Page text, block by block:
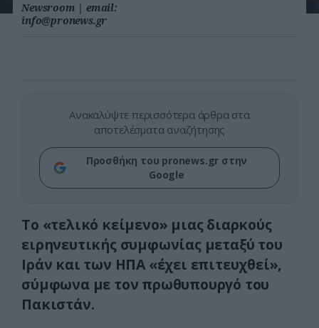
Newsroom | email:
info@pronews.gr
Ανακαλύψτε περισσότερα άρθρα στα
αποτελέσματα αναζήτησης
Προσθήκη του pronews.gr στην
Google
Το «τελικό κείμενο» μιας διαρκούς
ειρηνευτικής συμφωνίας μεταξύ του
Ιράν και των ΗΠΑ «έχει επιτευχθεί»,
σύμφωνα με τον πρωθυπουργό του
Πακιστάν.